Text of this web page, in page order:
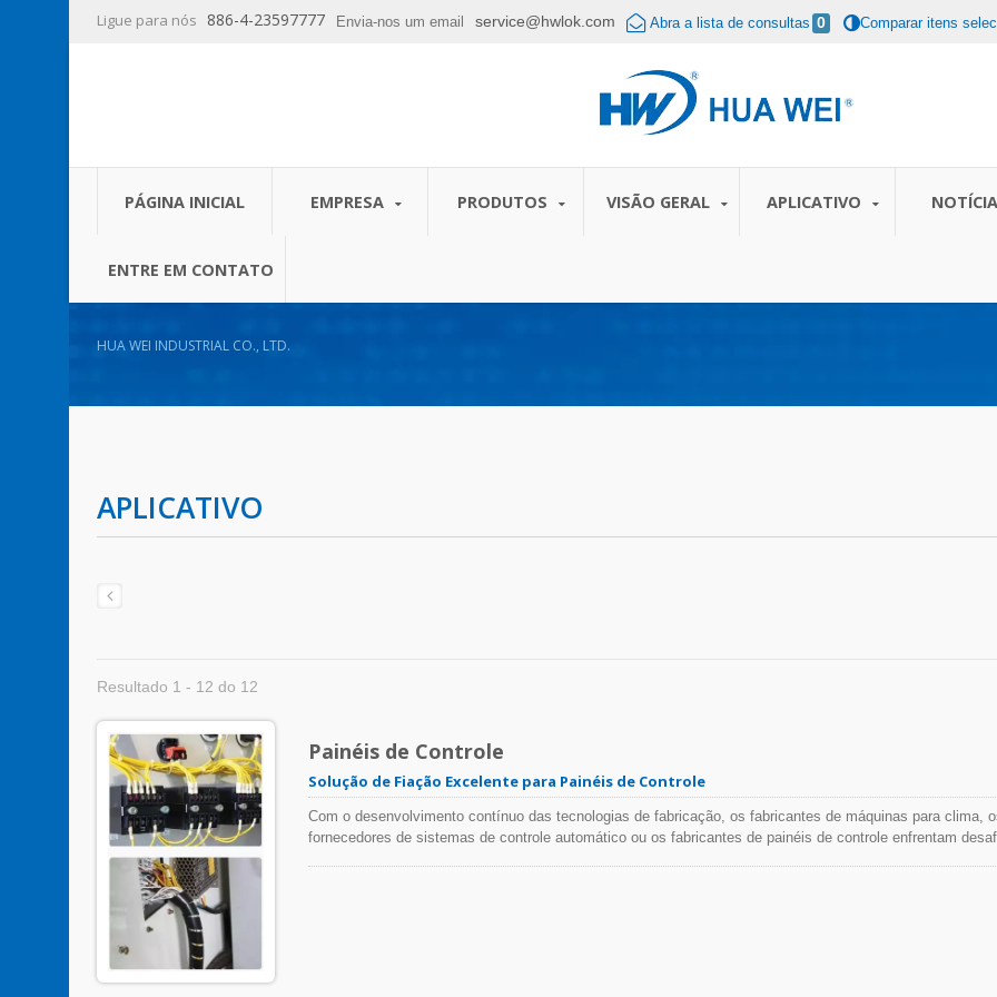
Ligue para nós 886-4-23597777 Envia-nos um email service@hwlok.com Abra a lista de consultas 0 Comparar itens
PÁGINA INICIAL EMPRESA PRODUTOS VISÃO GERAL APLICATIVO
ENTRE EM CONTATO
HUA WEI INDUSTRIAL CO., LTD.
APLICATIVO
Resultado 1 - 12 do 12
Painéis de Controle
Solução de Fiação Excelente para Painéis de Controle
Com o desenvolvimento contínuo das tecnologias de fabricação, os fabricantes de máquinas para clima,
fornecedores de sistemas de controle automático ou os fabricantes de painéis de controle enfrentam